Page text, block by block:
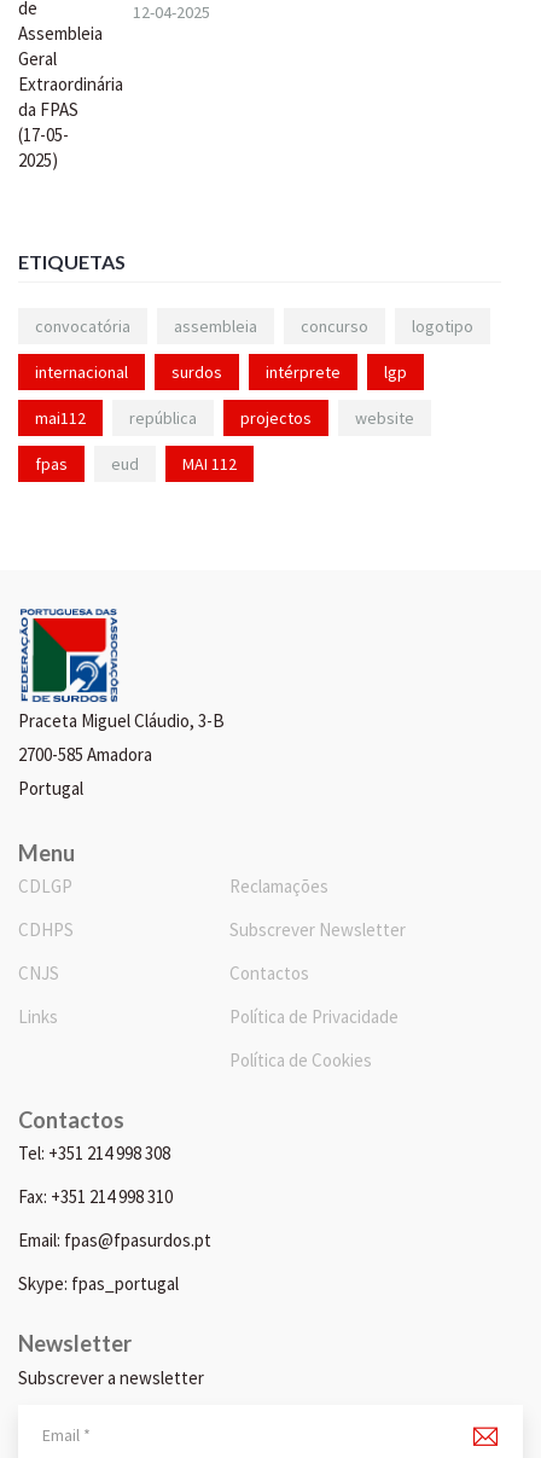
12-04-2025
ETIQUETAS
convocatória assembleia concurso logotipo
internacional surdos intérprete lgp
mai112 república projectos website
fpas eud MAI 112
Praceta Miguel Cláudio, 3-B
2700-585 Amadora
Portugal
Menu
CDLGP
CDHPS
CNJS
Links
Reclamações
Subscrever Newsletter
Contactos
Política de Privacidade
Política de Cookies
Contactos
Tel: +351 214 998 308
Fax: +351 214 998 310
Email: fpas@fpasurdos.pt
Skype: fpas_portugal
Newsletter
Subscrever a newsletter